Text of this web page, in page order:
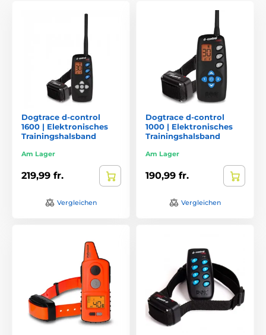
Dogtrace d-control
1600 | Elektronisches
Trainingshalsband
Am Lager
219,99 fr.
Vergleichen
Dogtrace d-control
1000 | Elektronisches
Trainingshalsband
Am Lager
190,99 fr.
Vergleichen